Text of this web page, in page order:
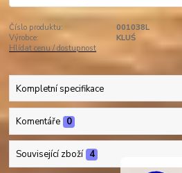
Číslo produktu:
001038L
Výrobce:
KLUŚ
Hlídat cenu / dostupnost
Kompletní specifikace
Komentáře 0
Související zboží 4